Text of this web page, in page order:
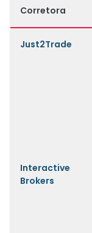
Corretora
Just2Trade
Interactive
Brokers